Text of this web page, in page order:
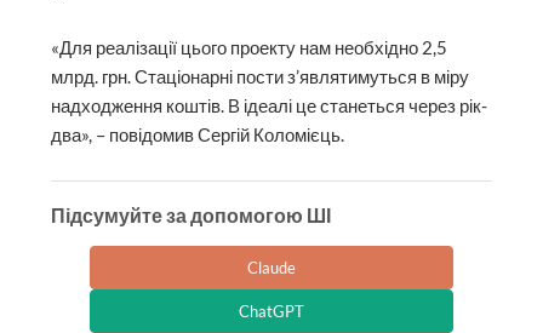
«Для реалізації цього проекту нам необхідно 2,5
млрд. грн. Стаціонарні пости з’являтимуться в міру
надход­ження коштів. В ідеалі це станеться через рік-
два», – повідомив Сергій Коломієць.
Підсумуйте за допомогою ШІ
Claude
ChatGPT